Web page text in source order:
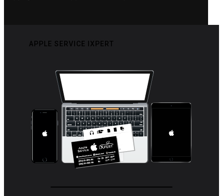
APPLE SERVICE IXPERT